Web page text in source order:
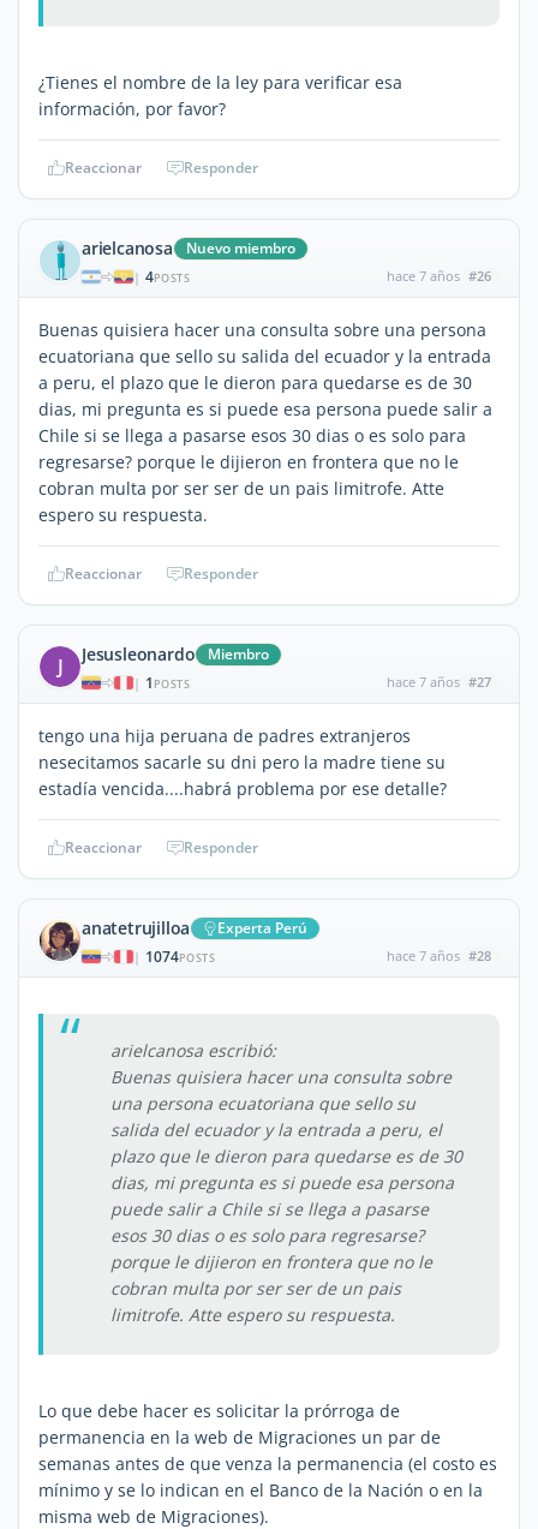
¿Tienes el nombre de la ley para verificar esa
información, por favor?
Reaccionar Responder
arielcanosa Nuevo miembro
| 4POSTS hace 7 años #26
Buenas quisiera hacer una consulta sobre una persona
ecuatoriana que sello su salida del ecuador y la entrada
a peru, el plazo que le dieron para quedarse es de 30
dias, mi pregunta es si puede esa persona puede salir a
Chile si se llega a pasarse esos 30 dias o es solo para
regresarse? porque le dijieron en frontera que no le
cobran multa por ser ser de un pais limitrofe. Atte
espero su respuesta.
Reaccionar Responder
J Jesusleonardo Miembro
| 1 POSTS hace 7 años #27
tengo una hija peruana de padres extranjeros
nesecitamos sacarle su dni pero la madre tiene su
estadía vencida....habrá problema por ese detalle?
Reaccionar Responder
anatetrujilloa Experta Perú
| 1074POSTS hace 7 años #28
arielcanosa escribió:
Buenas quisiera hacer una consulta sobre
una persona ecuatoriana que sello su
salida del ecuador y la entrada a peru, el
plazo que le dieron para quedarse es de 30
dias, mi pregunta es si puede esa persona
puede salir a Chile si se llega a pasarse
esos 30 dias o es solo para regresarse?
porque le dijieron en frontera que no le
cobran multa por ser ser de un pais
limitrofe. Atte espero su respuesta.
Lo que debe hacer es solicitar la prórroga de
permanencia en la web de Migraciones un par de
semanas antes de que venza la permanencia (el costo es
mínimo y se lo indican en el Banco de la Nación o en la
misma web de Migraciones).